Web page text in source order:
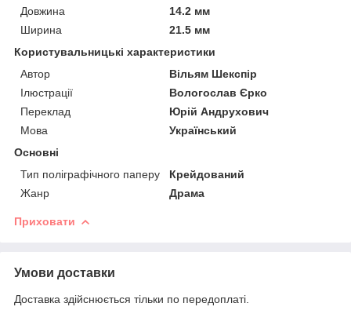
Довжина
14.2 мм
Ширина
21.5 мм
Користувальницькі характеристики
Автор
Вільям Шекспір
Ілюстрації
Вологослав Єрко
Переклад
Юрій Андрухович
Мова
Український
Основні
Тип поліграфічного паперу
Крейдований
Жанр
Драма
Приховати
Умови доставки
Доставка здійснюється тільки по передоплаті.